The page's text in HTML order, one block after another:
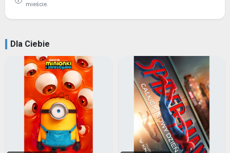
mieście.
Dla Ciebie